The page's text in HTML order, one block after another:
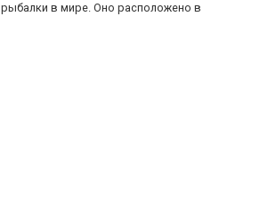
рыбалки в мире. Оно расположено в